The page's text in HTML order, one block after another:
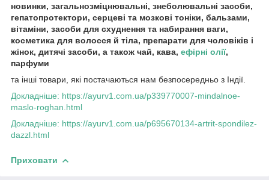
новинки, загальнозміцнювальні, знеболювальні засоби,
гепатопротектори, серцеві та мозкові тоніки, бальзами,
вітаміни, засоби для схуднення та набирання ваги,
косметика для волосся й тіла, препарати для чоловіків і
жінок, дитячі засоби, а також чай, кава, ефірні олії,
парфуми
та інші товари, які постачаються нам безпосередньо з Індії.
Докладніше: https://ayurv1.com.ua/p339770007-mindalnoe-
maslo-roghan.html
Докладніше: https://ayurv1.com.ua/p695670134-artrit-spondilez-
dazzl.html
Приховати